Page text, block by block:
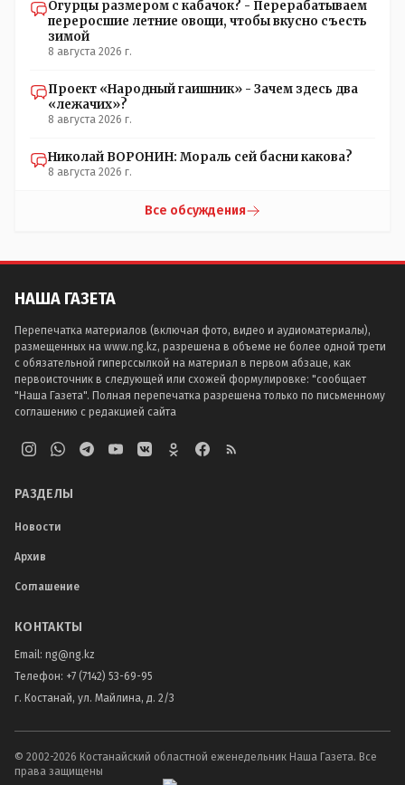
Огурцы размером с кабачок? - Перерабатываем
переросшие летние овощи, чтобы вкусно съесть
зимой
8 августа 2026 г.
Проект «Народный гаишник» - Зачем здесь два
«лежачих»?
8 августа 2026 г.
Николай ВОРОНИН: Мораль сей басни какова?
8 августа 2026 г.
Все обсуждения
НАША ГАЗЕТА
Перепечатка материалов (включая фото, видео и аудиоматериалы),
размещенных на www.ng.kz, разрешена в объеме не более одной трети
с обязательной гиперссылкой на материал в первом абзаце, как
первоисточник в следующей или схожей формулировке: "сообщает
"Наша Газета". Полная перепечатка разрешена только по письменному
соглашению с редакцией сайта
РАЗДЕЛЫ
Новости
Архив
Соглашение
КОНТАКТЫ
Email: ng@ng.kz
Телефон: +7 (7142) 53-69-95
г. Костанай, ул. Майлина, д. 2/3
© 2002-2026 Костанайский областной еженедельник Наша Газета. Все
права защищены